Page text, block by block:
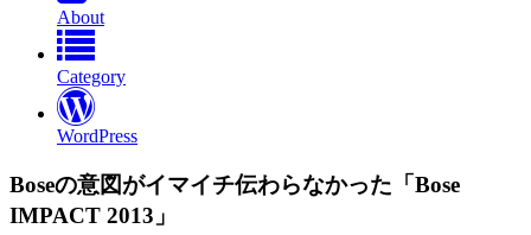
About
Category
WordPress
Boseの意図がイマイチ伝わらなかった「Bose
IMPACT 2013」